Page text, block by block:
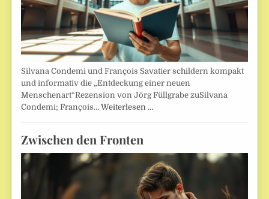
Silvana Condemi und François Savatier schildern kompakt
und informativ die „Entdeckung einer neuen
Menschenart“Rezension von Jörg Füllgrabe zuSilvana
Condemi; François…Weiterlesen …
Zwischen den Fronten